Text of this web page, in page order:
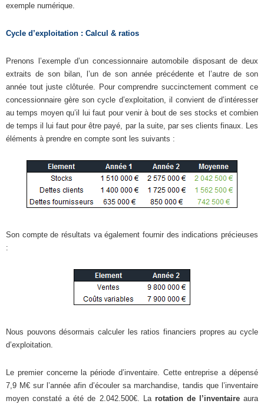
exemple numérique.
Cycle d’exploitation : Calcul & ratios
Prenons l’exemple d’un concessionnaire automobile disposant de deux
extraits de son bilan, l’un de son année précédente et l’autre de son
année tout juste clôturée. Pour comprendre succinctement comment ce
concessionnaire gère son cycle d’exploitation, il convient de d’intéresser
au temps moyen qu’il lui faut pour venir à bout de ses stocks et combien
de temps il lui faut pour être payé, par la suite, par ses clients finaux. Les
éléments à prendre en compte sont les suivants :
Son compte de résultats va également fournir des indications précieuses
:
Nous pouvons désormais calculer les ratios financiers propres au cycle
d’exploitation.
Le premier concerne la période d’inventaire. Cette entreprise a dépensé
7,9 M€ sur l’année afin d’écouler sa marchandise, tandis que l’inventaire
moyen constaté a été de 2.042.500€. La rotation de l’inventaireaura